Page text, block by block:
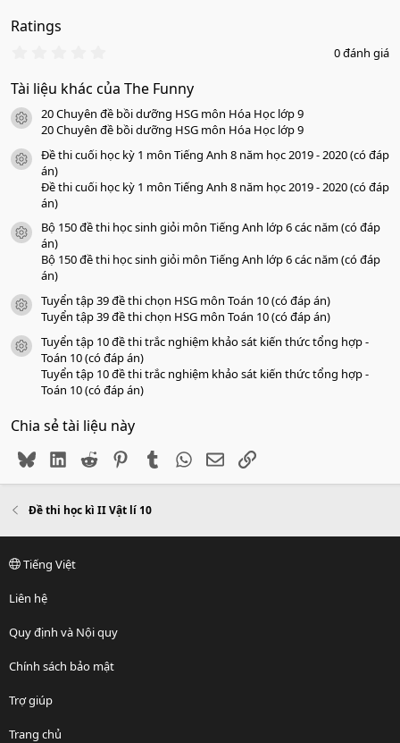
Ratings
0
0
s
a
o
0 đánh giá
Tài liệu khác của The Funny
icon tài liệu
20 Chuyên đề bồi dưỡng HSG môn Hóa Học lớp 9
20 Chuyên đề bồi dưỡng HSG môn Hóa Học lớp 9
icon tài liệu
Đề thi cuối học kỳ 1 môn Tiếng Anh 8 năm học 2019 - 2020 (có đáp
án)
Đề thi cuối học kỳ 1 môn Tiếng Anh 8 năm học 2019 - 2020 (có đáp
án)
icon tài liệu
Bộ 150 đề thi học sinh giỏi môn Tiếng Anh lớp 6 các năm (có đáp
án)
Bộ 150 đề thi học sinh giỏi môn Tiếng Anh lớp 6 các năm (có đáp
án)
icon tài liệu
Tuyển tập 39 đề thi chọn HSG môn Toán 10 (có đáp án)
Tuyển tập 39 đề thi chọn HSG môn Toán 10 (có đáp án)
icon tài liệu
Tuyển tập 10 đề thi trắc nghiệm khảo sát kiến thức tổng hợp -
Toán 10 (có đáp án)
Tuyển tập 10 đề thi trắc nghiệm khảo sát kiến thức tổng hợp -
Toán 10 (có đáp án)
Chia sẻ tài liệu này
BlueskyLinkedIn
Reddit PinterestTumblr WhatsApp
EmailLink
Đề thi học kì II Vật lí 10
Tiếng Việt
Liên hệ
Quy định và Nội quy
Chính sách bảo mật
Trợ giúp
Trang chủ